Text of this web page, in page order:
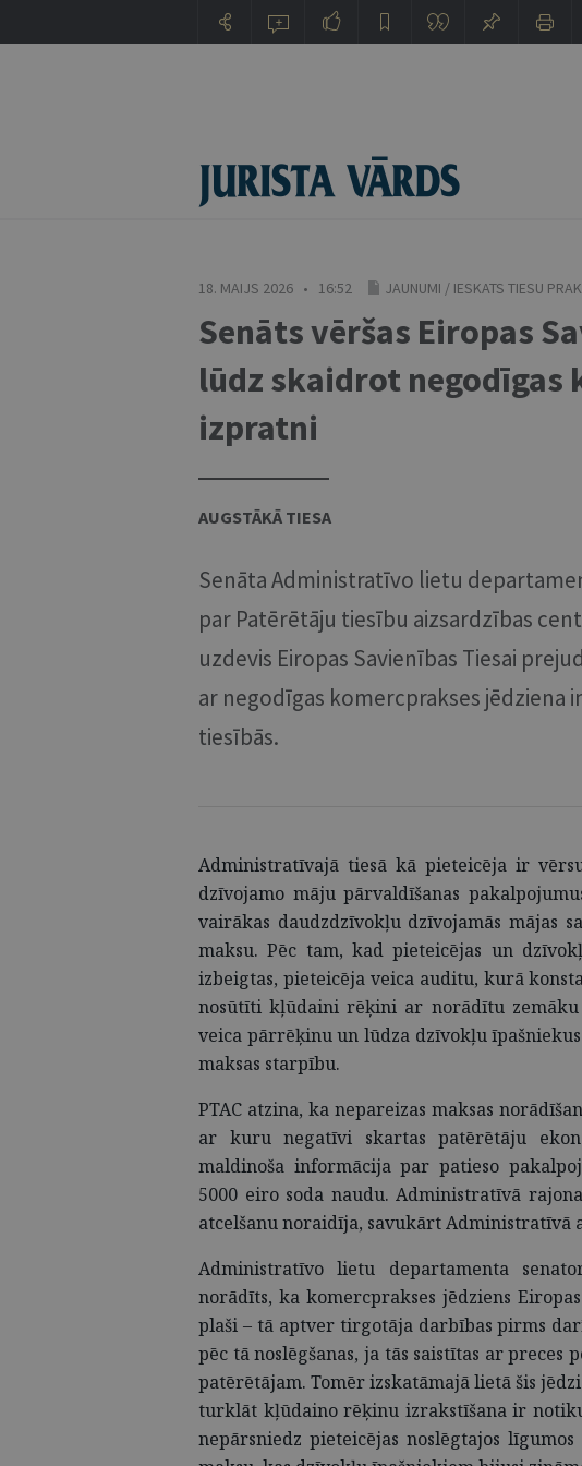
18. MAIJS 2026 • 16:52 JAUNUMI / IESKATS TIESU
Senāts vēršas Eiropas
lūdz skaidrot negodīgas
izpratni
AUGSTĀKĀ TIESA
Senāta Administratīvo lietu
par Patērētāju tiesību aizsardzības
uzdevis Eiropas Savienības Tiesai
ar negodīgas komercprakses jēdziena
tiesībās.
Administratīvajā tiesā kā pieteicēja ir
dzīvojamo māju pārvaldīšanas
vairākas daudzdzīvokļu dzīvojamās mājas
maksu. Pēc tam, kad pieteicējas un
izbeigtas, pieteicēja veica auditu, kurā
nosūtīti kļūdaini rēķini ar norādītu zemāku
veica pārrēķinu un lūdza dzīvokļu
maksas starpību.
PTAC atzina, ka nepareizas maksas
ar kuru negatīvi skartas patērētāju
maldinoša informācija par patieso
5000 eiro soda naudu. Administratīvā
atcelšanu noraidīja, savukārt Administratīvā
Administratīvo lietu departamenta
norādīts, ka komercprakses jēdziens
plaši – tā aptver tirgotāja darbības pirms
pēc tā noslēgšanas, ja tās saistītas ar
patērētājam. Tomēr izskatāmajā lietā šis
turklāt kļūdaino rēķinu izrakstīšana ir
nepārsniedz pieteicējas noslēgtajos